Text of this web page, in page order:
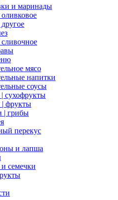
и маринады
мясо
напитки
соусы
сухофрукты
фрукты
| грибы
перекус
и лапша
семечки